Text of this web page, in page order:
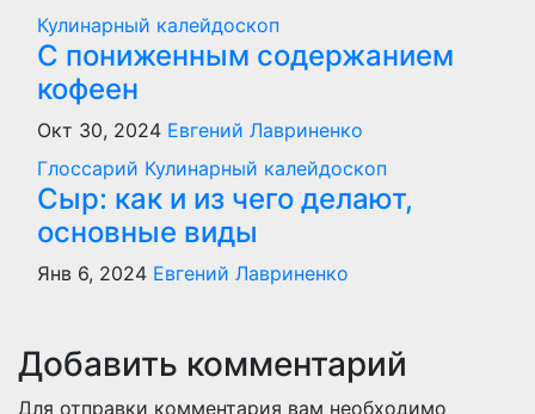
Кулинарный калейдоскоп
С пониженным содержанием
кофеен
Окт 30, 2024 Евгений Лавриненко
Глоссарий Кулинарный калейдоскоп
Сыр: как и из чего делают,
основные виды
Янв 6, 2024 Евгений Лавриненко
Добавить комментарий
Для отправки комментария вам необходимо